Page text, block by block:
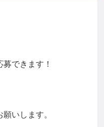
できます！
いします。